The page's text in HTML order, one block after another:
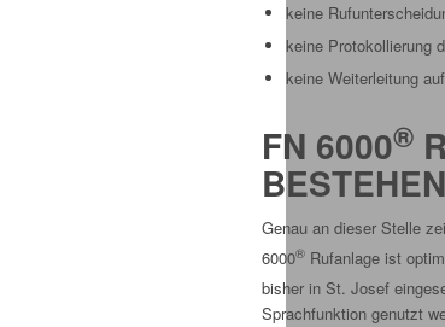
keine
keine Protokollierung
keine Weiterleitung
FN 6000®
Genau an dieser Stelle
6000® Rufanlage ist
bisher in St. Josef
Sprachfunktion genutzt